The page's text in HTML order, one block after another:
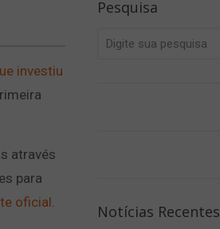
investiu
através
para
oficial.
Pesquisa
Notícias Recentes